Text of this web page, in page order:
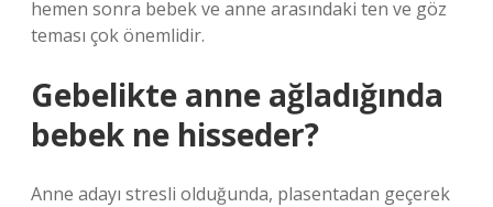
hemen sonra bebek ve anne arasındaki ten ve göz
teması çok önemlidir.
Gebelikte anne ağladığında
bebek ne hisseder?
Anne adayı stresli olduğunda, plasentadan geçerek